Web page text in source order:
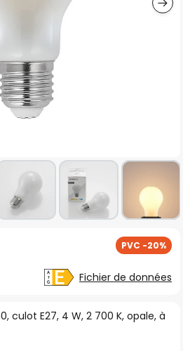
culot E27, 4 W, 2 700 K, opale, à
PVC -20%
Fichier de données